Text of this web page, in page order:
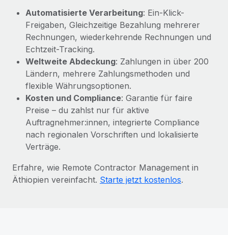
Automatisierte Verarbeitung: Ein-Klick-
Freigaben, Gleichzeitige Bezahlung mehrerer
Rechnungen, wiederkehrende Rechnungen und
Echtzeit-Tracking.
Weltweite Abdeckung: Zahlungen in über 200
Ländern, mehrere Zahlungsmethoden und
flexible Währungsoptionen.
Kosten und Compliance: Garantie für faire
Preise – du zahlst nur für aktive
Auftragnehmer:innen, integrierte Compliance
nach regionalen Vorschriften und lokalisierte
Verträge.
Erfahre, wie Remote Contractor Management in
Äthiopien vereinfacht. Starte jetzt kostenlos.